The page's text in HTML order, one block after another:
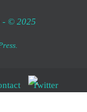
- © 2025